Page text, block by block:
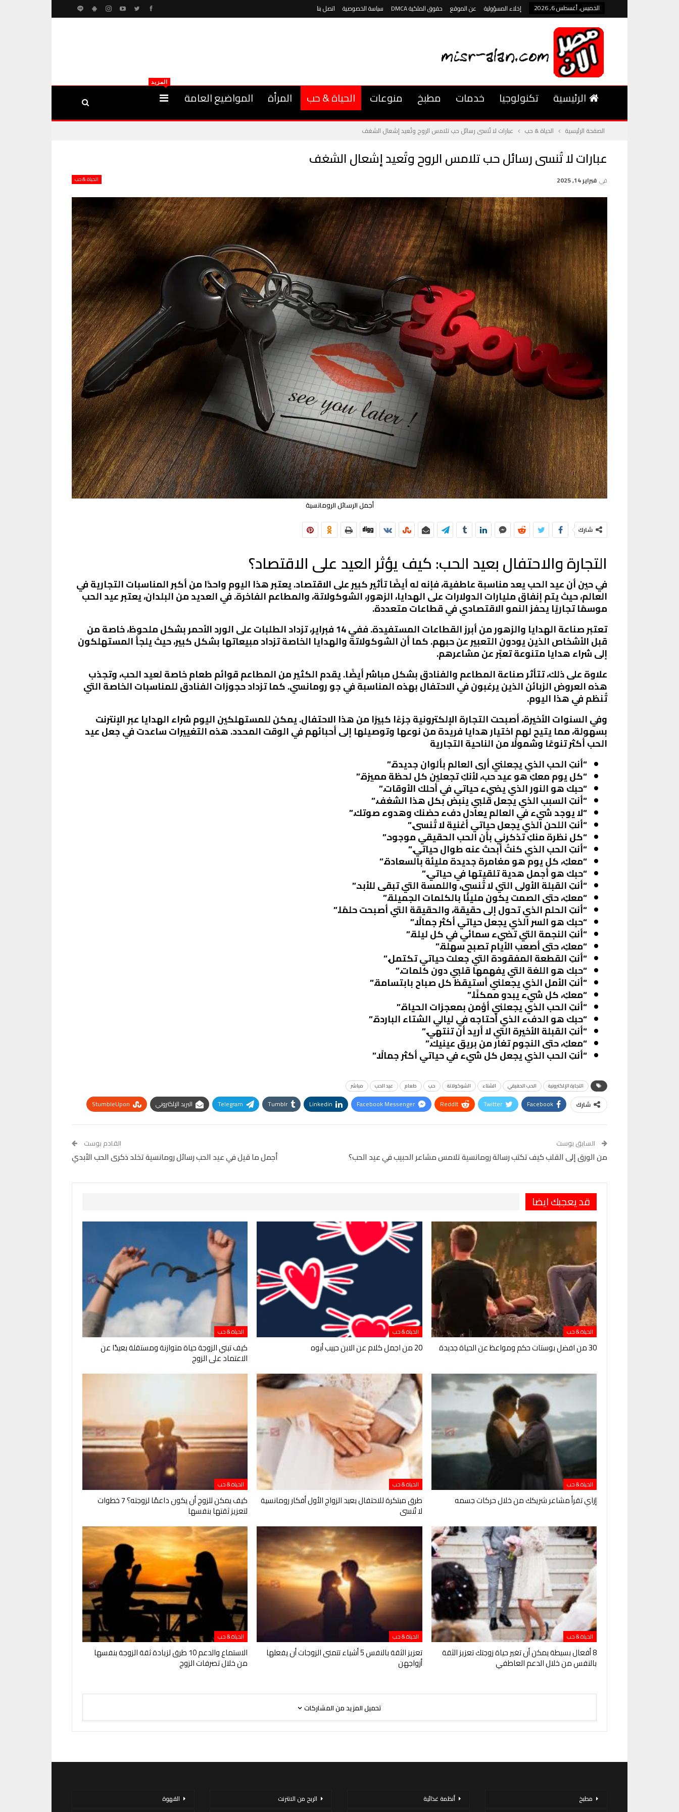
الخميس, أغسطس 6, 2026 إخلاء المسؤولية عن الموقع حقوق الملكية DMCA سياسة الخصوصية اتصل بنا
الرئيسية تكنولوجيا خدمات مطبخ منوعات الحياة & حب المرأة المواضيع العامة
المزيد
الصفحة الرئيسية الحياة & حب عبارات لا تُنسى رسائل حب تلامس الروح وتُعيد إشعال الشغف
عبارات لا تُنسى رسائل حب تلامس الروح وتُعيد إشعال الشغف
الحياة & حب في فبراير 14, 2025
أجمل الرسائل الرومانسية
شارك
التجارة والاحتفال بعيد الحب: كيف يؤثر العيد على الاقتصاد؟
في حين أن عيد الحب يعد مناسبة عاطفية، فإنه له أيضًا تأثير كبير على الاقتصاد. يعتبر هذا اليوم واحدًا من أكبر المناسبات التجارية في
العالم، حيث يتم إنفاق مليارات الدولارات على الهدايا، الزهور، الشوكولاتة، والمطاعم الفاخرة. في العديد من البلدان، يعتبر عيد الحب
موسمًا تجاريًا يحفز النمو الاقتصادي في قطاعات متعددة.
تعتبر صناعة الهدايا والزهور من أبرز القطاعات المستفيدة. ففي 14 فبراير، تزداد الطلبات على الورد الأحمر بشكل ملحوظ، خاصة من
قبل الأشخاص الذين يودون التعبير عن حبهم. كما أن الشوكولاتة والهدايا الخاصة تزداد مبيعاتها بشكل كبير، حيث يلجأ المستهلكون
إلى شراء هدايا متنوعة تعبّر عن مشاعرهم.
علاوة على ذلك، تتأثر صناعة المطاعم والفنادق بشكل مباشر أيضًا. يقدم الكثير من المطاعم قوائم طعام خاصة لعيد الحب، وتجذب
هذه العروض الزبائن الذين يرغبون في الاحتفال بهذه المناسبة في جو رومانسي. كما تزداد حجوزات الفنادق للمناسبات الخاصة التي
تُنظم في هذا اليوم.
وفي السنوات الأخيرة، أصبحت التجارة الإلكترونية جزءًا كبيرًا من هذا الاحتفال. يمكن للمستهلكين اليوم شراء الهدايا عبر الإنترنت
بسهولة، مما يتيح لهم اختيار هدايا فريدة من نوعها وتوصيلها إلى أحبائهم في الوقت المحدد. هذه التغييرات ساعدت في جعل عيد
الحب أكثر تنوعًا وشمولًا من الناحية التجارية
“أنتِ الحب الذي يجعلني أرى العالم بألوان جديدة.”
“كل يوم معكِ هو عيد حب، لأنكِ تجعلين كل لحظة مميزة.”
“حبك هو النور الذي يضيء حياتي في أحلك الأوقات.”
“أنتِ السبب الذي يجعل قلبي ينبض بكل هذا الشغف.”
“لا يوجد شيء في العالم يعادل دفء حضنك وهدوء صوتك.”
“أنتِ اللحن الذي يجعل حياتي أغنية لا تُنسى.”
“كل نظرة منكِ تذكرني بأن الحب الحقيقي موجود.”
“أنتِ الحب الذي كنتُ أبحث عنه طوال حياتي.”
“معكِ، كل يوم هو مغامرة جديدة مليئة بالسعادة.”
“حبك هو أجمل هدية تلقيتها في حياتي.”
“أنتِ القبلة الأولى التي لا تُنسى، واللمسة التي تبقى للأبد.”
“معكِ، حتى الصمت يكون مليئًا بالكلمات الجميلة.”
“أنتِ الحلم الذي تحول إلى حقيقة، والحقيقة التي أصبحت حلمًا.”
“حبك هو السر الذي يجعل حياتي أكثر جمالًا.”
“أنتِ النجمة التي تضيء سمائي في كل ليلة.”
“معكِ، حتى أصعب الأيام تصبح سهلة.”
“أنتِ القطعة المفقودة التي جعلت حياتي تكتمل.”
“حبك هو اللغة التي يفهمها قلبي دون كلمات.”
“أنتِ الأمل الذي يجعلني أستيقظ كل صباح بابتسامة.”
“معكِ، كل شيء يبدو ممكنًا.”
“أنتِ الحب الذي يجعلني أؤمن بمعجزات الحياة.”
“حبك هو الدفء الذي أحتاجه في ليالي الشتاء الباردة.”
“أنتِ القبلة الأخيرة التي لا أريد أن تنتهي.”
“معكِ، حتى النجوم تغار من بريق عينيك.”
“أنتِ الحب الذي يجعل كل شيء في حياتي أكثر جمالًا.”
التجارة الإلكترونية الحب الحقيقي الشتاء الشوكولاتة حب طعام عيد الحب مباشر
شارك Facebook
Twitter
ReddIt
Facebook Messenger
Linkedin
Tumblr
Telegram البريد الإلكتروني
StumbleUpon
السابق بوست
من الورق إلى القلب كيف تكتب رسالة رومانسية تلامس مشاعر الحبيب في عيد الحب؟
القادم بوست
أجمل ما قيل في عيد الحب رسائل رومانسية تخلد ذكرى الحب الأبدي
قد يعجبك ايضا
الحياة & حب
30 من افضل بوستات حكم ومواعظ عن الحياة جديدة
الحياة & حب
20 من اجمل كلام عن الابن حبيب أبوه
الحياة & حب
كيف تبني الزوجة حياة متوازنة ومستقلة بعيدًا عن
الاعتماد على الزوج
الحياة & حب
إزاي تقرأ مشاعر شريكك من خلال حركات جسمه
الحياة & حب
طرق مبتكرة للاحتفال بعيد الزواج الأول أفكار رومانسية
لا تُنسى
الحياة & حب
كيف يمكن للزوج أن يكون داعمًا لزوجته؟ 7 خطوات
لتعزيز ثقتها بنفسها
الحياة & حب
8 أفعال بسيطة يمكن أن تغير حياة زوجتك تعزيز الثقة
بالنفس من خلال الدعم العاطفي
الحياة & حب
تعزيز الثقة بالنفس 5 أشياء تتمنى الزوجات أن يفعلها
أزواجهن
الحياة & حب
الاستماع والدعم 10 طرق لزيادة ثقة الزوجة بنفسها
من خلال تصرفات الزوج
تحميل المزيد من المشاركات
مطبخ
أنظمة غذائية
الربح من الانترنت
القهوة